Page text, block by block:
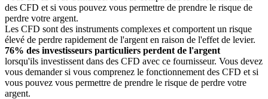
des CFD et si vous pouvez vous permettre de prendre le risque de
perdre votre argent.
Les CFD sont des instruments complexes et comportent un risque
élevé de perdre rapidement de l'argent en raison de l'effet de levier.
76% des investisseurs particuliers perdent de l'argent
lorsqu'ils investissent dans des CFD avec ce fournisseur. Vous devez
vous demander si vous comprenez le fonctionnement des CFD et si
vous pouvez vous permettre de prendre le risque de perdre votre
argent.